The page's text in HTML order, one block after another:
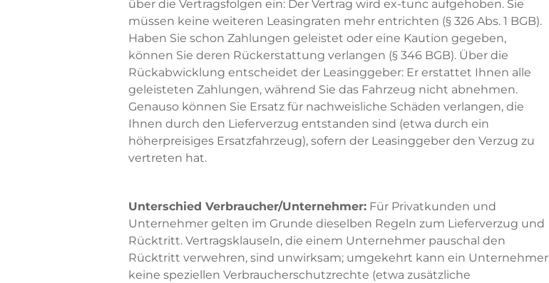
über die Vertragsfolgen ein: Der Vertrag wird ex-tunc aufgehoben. Sie
müssen keine weiteren Leasingraten mehr entrichten (§ 326 Abs. 1 BGB).
Haben Sie schon Zahlungen geleistet oder eine Kaution gegeben,
können Sie deren Rückerstattung verlangen (§ 346 BGB). Über die
Rückabwicklung entscheidet der Leasinggeber: Er erstattet Ihnen alle
geleisteten Zahlungen, während Sie das Fahrzeug nicht abnehmen.
Genauso können Sie Ersatz für nachweisliche Schäden verlangen, die
Ihnen durch den Lieferverzug entstanden sind (etwa durch ein
höherpreisiges Ersatzfahrzeug), sofern der Leasinggeber den Verzug zu
vertreten hat.
Unterschied Verbraucher/Unternehmer: Für Privatkunden und
Unternehmer gelten im Grunde dieselben Regeln zum Lieferverzug und
Rücktritt. Vertragsklauseln, die einem Unternehmer pauschal den
Rücktritt verwehren, sind unwirksam; umgekehrt kann ein Unternehmer
keine speziellen Verbraucherschutzrechte (etwa zusätzliche